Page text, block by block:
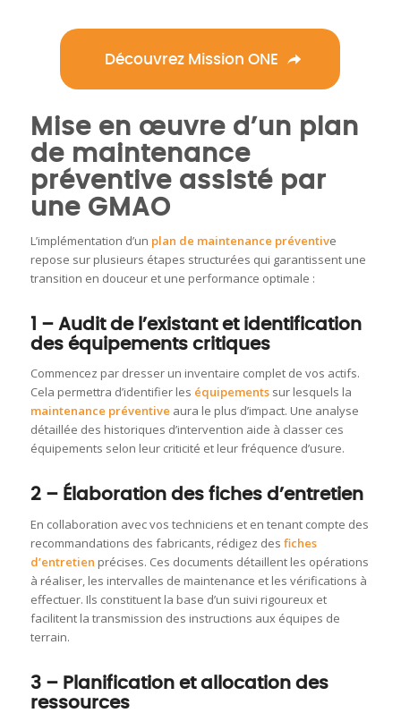
Découvrez Mission ONE
Mise en œuvre d’un plan
de maintenance
préventive assisté par
une GMAO
L’implémentation d’un plan de maintenance préventive
repose sur plusieurs étapes structurées qui garantissent une
transition en douceur et une performance optimale :
1 – Audit de l’existant et identification
des équipements critiques
Commencez par dresser un inventaire complet de vos actifs.
Cela permettra d’identifier les équipementssur lesquels la
maintenance préventive aura le plus d’impact. Une analyse
détaillée des historiques d’intervention aide à classer ces
équipements selon leur criticité et leur fréquence d’usure.
2 – Élaboration des fiches d’entretien
En collaboration avec vos techniciens et en tenant compte des
recommandations des fabricants, rédigez des fiches
d’entretien précises. Ces documents détaillent les opérations
à réaliser, les intervalles de maintenance et les vérifications à
effectuer. Ils constituent la base d’un suivi rigoureux et
facilitent la transmission des instructions aux équipes de
terrain.
3 – Planification et allocation des
ressources